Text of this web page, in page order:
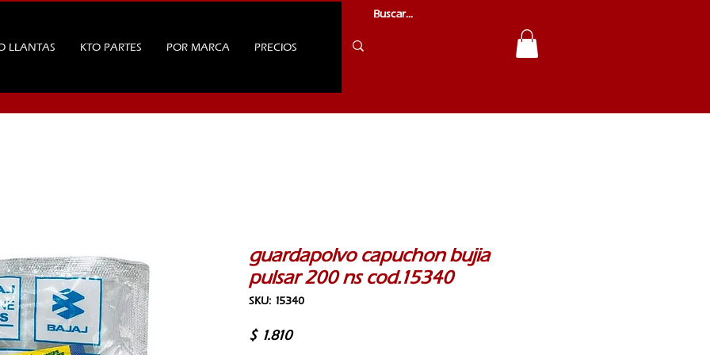
LLANTAS KTO PARTES POR MARCA PRECIOS
guardapolvo capuchon bujia
pulsar 200 ns cod.15340
SKU: 15340
$ 1.810Precio